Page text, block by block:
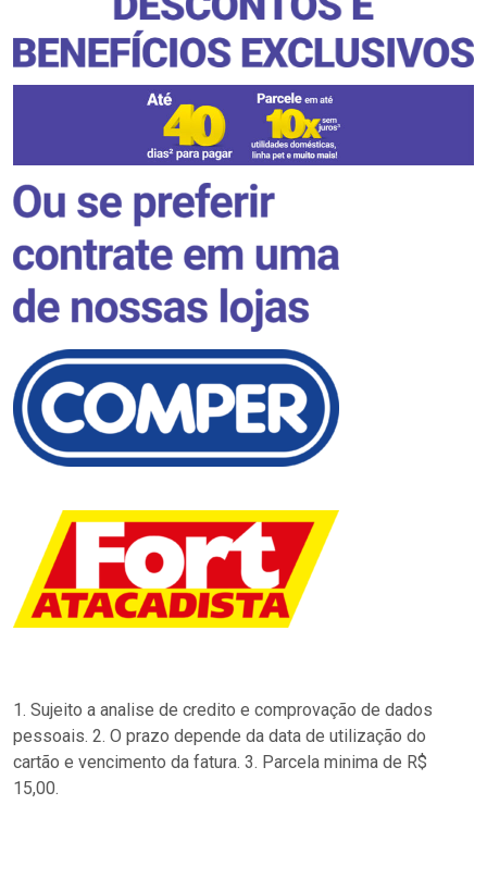
1. Sujeito a analise de credito e comprovação de dados
pessoais. 2. O prazo depende da data de utilização do
cartão e vencimento da fatura. 3. Parcela minima de R$
15,00.